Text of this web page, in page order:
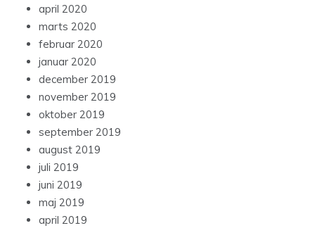
april 2020
marts 2020
februar 2020
januar 2020
december 2019
november 2019
oktober 2019
september 2019
august 2019
juli 2019
juni 2019
maj 2019
april 2019